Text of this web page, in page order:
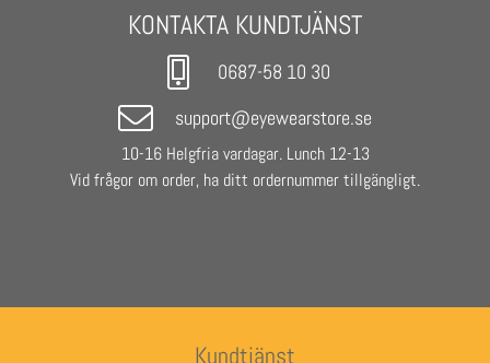
KONTAKTA KUNDTJÄNST
0687-58 10 30
support@eyewearstore.se
10-16 Helgfria vardagar. Lunch 12-13
Vid frågor om order, ha ditt ordernummer tillgängligt.
Kundtjänst